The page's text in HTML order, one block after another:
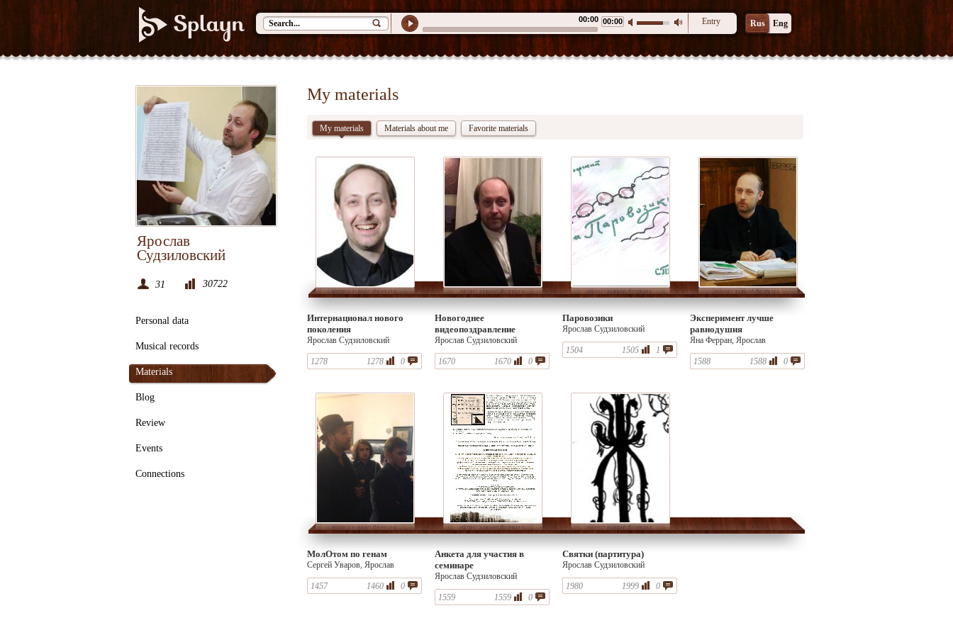
00:00 00:00 Entry Rus Eng
Ярослав
Судзиловский
31 30722
Personal data
Musical records
Materials
Blog
Review
Events
Connections
My materials
My materials Materials about me Favorite materials
Интернационал нового
поколения
Ярослав Судзиловский
1278 0
1278
Новогоднее
видеопоздравление
Ярослав Судзиловский
1670 0
1670
Паровозики
Ярослав Судзиловский
1504 1
1505
Эксперимент лучше
равнодушия
Яна Ферран, Ярослав
Судзиловский
1588
0
1588
МолОтом по генам
Сергей Уваров, Ярослав
Судзиловский
1457
0
1460
Анкета для участия в
семинаре
Ярослав Судзиловский
1559 0
1559
Святки (партитура)
Ярослав Судзиловский
1980 0
1999